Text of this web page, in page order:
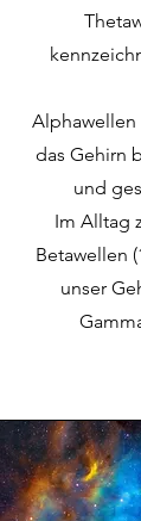
Alphawellen
das Gehirn
und
Im Alltag
Betawellen
unser